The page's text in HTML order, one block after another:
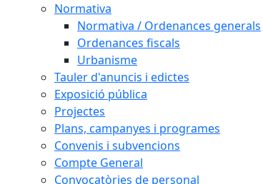
Normativa
Normativa / Ordenances generals
Ordenances fiscals
Urbanisme
Tauler d'anuncis i edictes
Exposició pública
Projectes
Plans, campanyes i programes
Convenis i subvencions
Compte General
Convocatòries de personal